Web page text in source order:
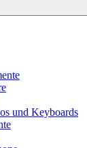
und Keyboards